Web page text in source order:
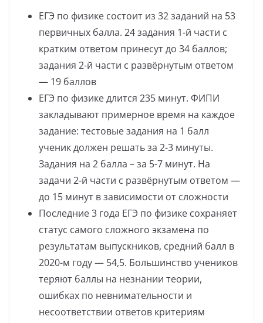
ЕГЭ по физике состоит из 32 заданий на 53
первичных балла. 24 задания 1-й части с
кратким ответом принесут до 34 баллов;
задания 2-й части с развёрнутым ответом
— 19 баллов
ЕГЭ по физике длится 235 минут. ФИПИ
закладывают примерное время на каждое
задание: тестовые задания на 1 балл
ученик должен решать за 2-3 минуты.
Задания на 2 балла – за 5-7 минут. На
задачи 2-й части с развёрнутым ответом —
до 15 минут в зависимости от сложности
Последние 3 года ЕГЭ по физике сохраняет
статус самого сложного экзамена по
результатам выпускников, средний балл в
2020-м году — 54,5. Большинство учеников
теряют баллы на незнании теории,
ошибках по невнимательности и
несоответствии ответов критериям